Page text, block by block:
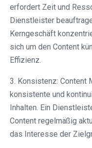
erfordert Zeit und
Dienstleister
Kerngeschäft
sich um den Content
Effizienz.
3. Konsistenz: Content
konsistente und
Inhalten. Ein
Content regelmäßig
das Interesse der